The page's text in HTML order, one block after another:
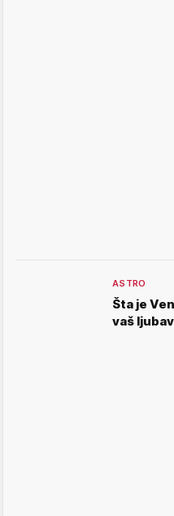
ASTRO
Šta je
vaš